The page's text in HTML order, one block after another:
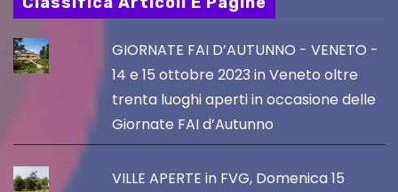
GIORNATE FAI D’AUTUNNO - VENETO -
14 e 15 ottobre 2023 in Veneto oltre
trenta luoghi aperti in occasione delle
Giornate FAI d’Autunno
VILLE APERTE in FVG, Domenica 15